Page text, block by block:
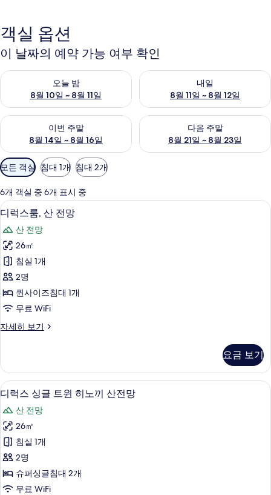
객실 옵션
이 날짜의 예약 가능 여부 확인
오늘 밤
8월 10일 ~ 8월 11일
오늘 밤 예약 가능 여부 확인, 8월 10일 ~ 8월 11일
내일
8월 11일 ~ 8월 12일
내일 예약 가능 여부 확인, 8월
이번 주말
8월 14일 ~ 8월 16일
이번 주말 예약 가능 여부 확인, 8월 14일 ~ 8월 16일
다음 주말
8월 21일 ~ 8월 23일
다음 주말 예약 가능 여부 확인
객
실
에
사
용
가
능
한
필
터
모든 객실 침대 1개 침대 2개
6개 객실 중 6개 표시 중
디
럭
스
룸,
산
전
망
진
두
보
기
디럭스룸, 산 전망 | 오리/거위털 이불,
38
디럭스룸, 산 전망
산 전망
26㎡
침실 1개
2명
퀸사이즈침대 1개
무료 WiFi
자세히 보기
디
산
전
망
자
세
히
보
기
요금 보기
디
럭
스
싱
글
트
윈
디럭스 싱글 트윈 히노끼 산전망 | 오
27
디럭스 싱글 트윈 히노끼 산전망
산 전망
26㎡
침실 1개
2명
슈퍼싱글침대 2개
무료 WiFi